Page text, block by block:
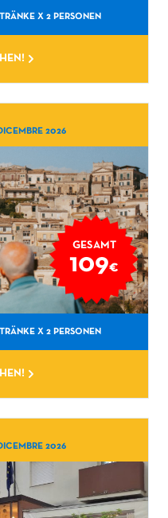
X 2 PERSONEN
2026
GESAMT
109€
X 2 PERSONEN
2026